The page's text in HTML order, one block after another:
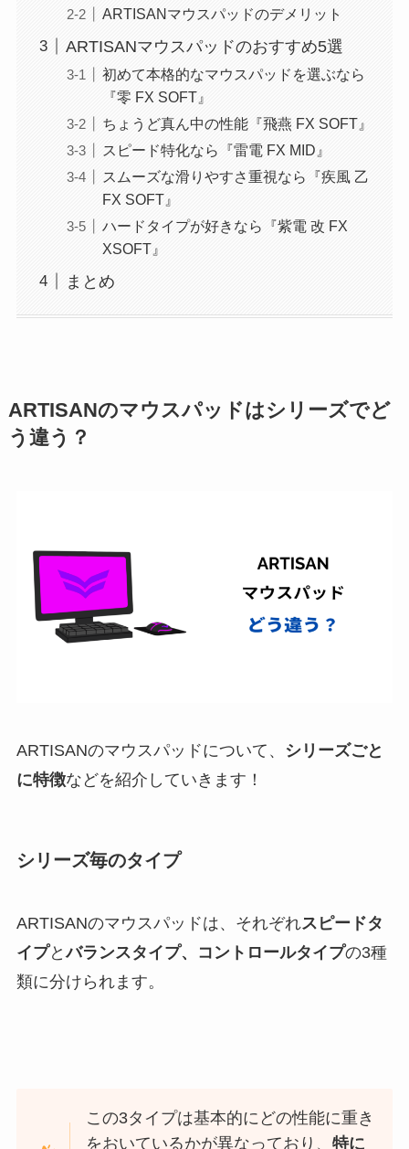
ARTISANマウスパッドのデメリット
ARTISANマウスパッドのおすすめ5選
初めて本格的なマウスパッドを選ぶなら
『零 FX SOFT』
ちょうど真ん中の性能『飛燕 FX SOFT』
スピード特化なら『雷電 FX MID』
スムーズな滑りやすさ重視なら『疾風 乙
FX SOFT』
ハードタイプが好きなら『紫電 改 FX
XSOFT』
まとめ
ARTISANのマウスパッドはシリーズでど
う違う？
ARTISANのマウスパッドについて、
シリーズごと
に特徴などを紹介していきます！
シリーズ毎のタイプ
ARTISANのマウスパッドは、それぞれスピードタ
イプとバランスタイプ、コントロールタイプの3種
類に分けられます。
この3タイプは基本的にどの性能に重き
をおいているかが異なっており、特に